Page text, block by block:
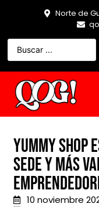
Norte de
Yummy
sede y más
10 noviembre